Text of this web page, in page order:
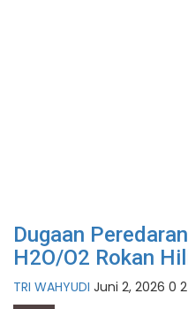
Dugaan
H2O/O2 Rokan
TRI WAHYUDI Juni 2, 2026 0